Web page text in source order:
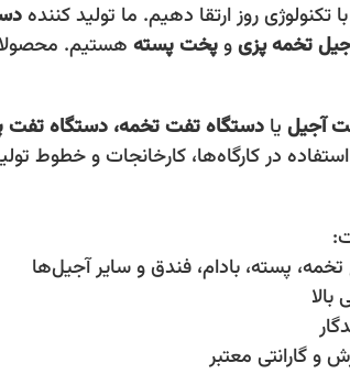
تکنولوژی روز ارتقا دهیم. ما تولید کننده
تخمه پزیوپخت پسته هستیم.
آجیل یا دستگاه تفت تخمه، دستگاه تفت
در کارگاه‌ها، کارخانجات و خطوط
پسته، بادام، فندق و سایر آجیل‌ها
گارانتی معتبر